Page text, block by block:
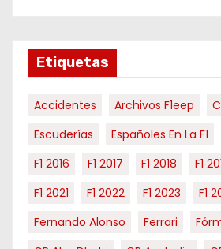
s
Etiquetas
Accidentes Archivos F1eep
Escuderías
Españoles En La F1
F1 2016
F1 2017 F1 2018 F1
F1 2021
F1 2022 F1 2023 F1
Fernando Alonso
Ferrari